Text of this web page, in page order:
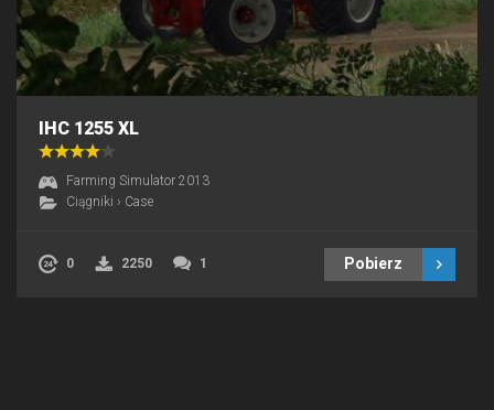
IHC 1255 XL
Farming Simulator 2013
Ciągniki › Case
0 2250 1 Pobierz